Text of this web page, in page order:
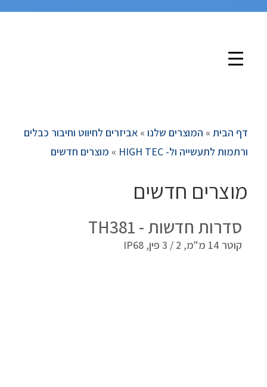
דף הבית » המוצרים שלנו »אביזרים לחיווט וחיבור כבלים
ורתמות לתעשייה ול- HIGH TEC
» מוצרים חדשים
מוצרים חדשים
סדרות חדשות - TH381
קוטר 14 מ"מ, 2 / 3 פין, IP68